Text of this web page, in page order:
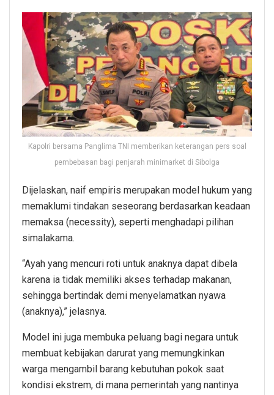
Kapolri bersama Panglima TNI memberikan keterangan pers soal
pembebasan bagi penjarah minimarket di Sibolga
Dijelaskan, naif empiris merupakan model hukum yang
memaklumi tindakan seseorang berdasarkan keadaan
memaksa (necessity), seperti menghadapi pilihan
simalakama.
“Ayah yang mencuri roti untuk anaknya dapat dibela
karena ia tidak memiliki akses terhadap makanan,
sehingga bertindak demi menyelamatkan nyawa
(anaknya),” jelasnya.
Model ini juga membuka peluang bagi negara untuk
membuat kebijakan darurat yang memungkinkan
warga mengambil barang kebutuhan pokok saat
kondisi ekstrem, di mana pemerintah yang nantinya